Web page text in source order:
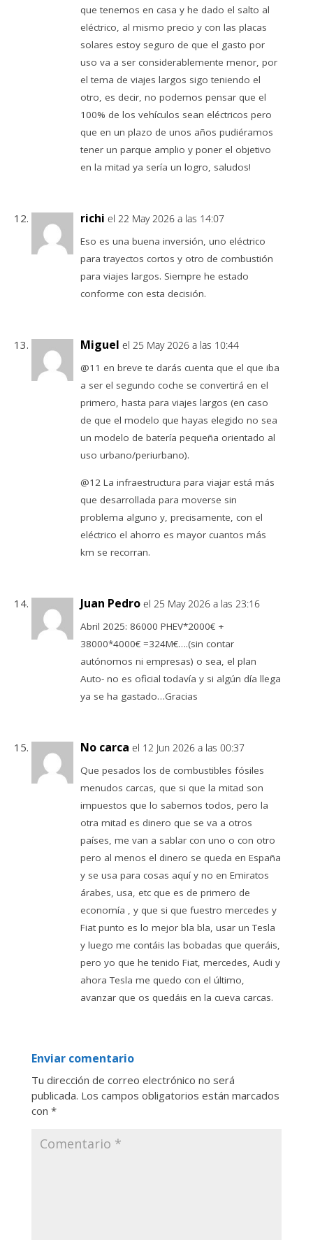
que tenemos en casa y he dado el salto al
eléctrico, al mismo precio y con las placas
solares estoy seguro de que el gasto por
uso va a ser considerablemente menor, por
el tema de viajes largos sigo teniendo el
otro, es decir, no podemos pensar que el
100% de los vehículos sean eléctricos pero
que en un plazo de unos años pudiéramos
tener un parque amplio y poner el objetivo
en la mitad ya sería un logro, saludos!
richi el 22 May 2026 a las 14:07
Eso es una buena inversión, uno eléctrico
para trayectos cortos y otro de combustión
para viajes largos. Siempre he estado
conforme con esta decisión.
Miguel el 25 May 2026 a las 10:44
@11 en breve te darás cuenta que el que iba
a ser el segundo coche se convertirá en el
primero, hasta para viajes largos (en caso
de que el modelo que hayas elegido no sea
un modelo de batería pequeña orientado al
uso urbano/periurbano).
@12 La infraestructura para viajar está más
que desarrollada para moverse sin
problema alguno y, precisamente, con el
eléctrico el ahorro es mayor cuantos más
km se recorran.
Juan Pedro el 25 May 2026 a las 23:16
Abril 2025: 86000 PHEV*2000€ +
38000*4000€ =324M€….(sin contar
autónomos ni empresas) o sea, el plan
Auto- no es oficial todavía y si algún día llega
ya se ha gastado…Gracias
No carca el 12 Jun 2026 a las 00:37
Que pesados los de combustibles fósiles
menudos carcas, que si que la mitad son
impuestos que lo sabemos todos, pero la
otra mitad es dinero que se va a otros
países, me van a sablar con uno o con otro
pero al menos el dinero se queda en España
y se usa para cosas aquí y no en Emiratos
árabes, usa, etc que es de primero de
economía , y que si que fuestro mercedes y
Fiat punto es lo mejor bla bla, usar un Tesla
y luego me contáis las bobadas que queráis,
pero yo que he tenido Fiat, mercedes, Audi y
ahora Tesla me quedo con el último,
avanzar que os quedáis en la cueva carcas.
Enviar comentario
Tu dirección de correo electrónico no será
publicada. Los campos obligatorios están marcados
con *